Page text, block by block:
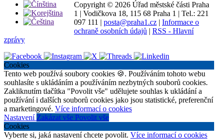
Copyright © 2026 Úřad městské části Praha
1 | Vodičkova 18, 115 68 Praha 1 | Tel.: 221
097 111 | posta@praha1.cz | Informace o
ochraně osobních údajů | RSS - Hlavní
zprávy
Cookies
Tento web používá soubory cookies 🍪. Používáním tohoto webu
souhlasíte s ukládáním a používáním nezbytných souborů cookies.
Zakliknutím tlačítka "Povolit vše" udělujete souhlas k ukládání a
používání i dalších souborů cookies jako jsou statistické, preferenční
a marketingové. Více informací o cookies
Nastavení Zakázat vše Povolit vše
Cookies
Vyberte si, jaká nastavení chcete povolit. Více informací o cookies